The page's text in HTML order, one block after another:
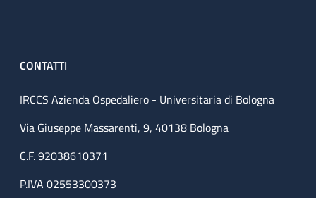
CONTATTI
IRCCS Azienda Ospedaliero - Universitaria di Bologna
Via Giuseppe Massarenti, 9, 40138 Bologna
C.F. 92038610371
P.IVA 02553300373